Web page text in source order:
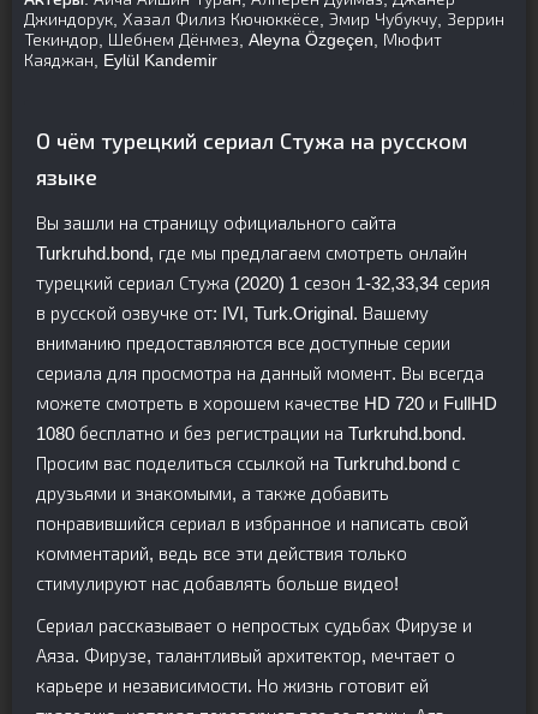
Джиндорук, Хазал Филиз Кючюккёсе, Эмир Чубукчу, Зеррин
Текиндор, Шебнем Дёнмез, Aleyna Özgeçen, Мюфит
Каяджан, Eylül Kandemir
О чём турецкий сериал Стужа на русском
языке
Вы зашли на страницу официального сайта
Turkruhd.bond, где мы предлагаем смотреть онлайн
турецкий сериал Стужа (2020) 1 сезон 1-32,33,34 серия
в русской озвучке от: IVI, Turk.Original. Вашему
вниманию предоставляются все доступные серии
сериала для просмотра на данный момент. Вы всегда
можете смотреть в хорошем качестве HD 720 и FullHD
1080 бесплатно и без регистрации на Turkruhd.bond.
Просим вас поделиться ссылкой на Turkruhd.bond с
друзьями и знакомыми, а также добавить
понравившийся сериал в избранное и написать свой
комментарий, ведь все эти действия только
стимулируют нас добавлять больше видео!
Сериал рассказывает о непростых судьбах Фирузе и
Аяза. Фирузе, талантливый архитектор, мечтает о
карьере и независимости. Но жизнь готовит ей